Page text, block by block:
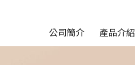
公司簡介 產品介紹